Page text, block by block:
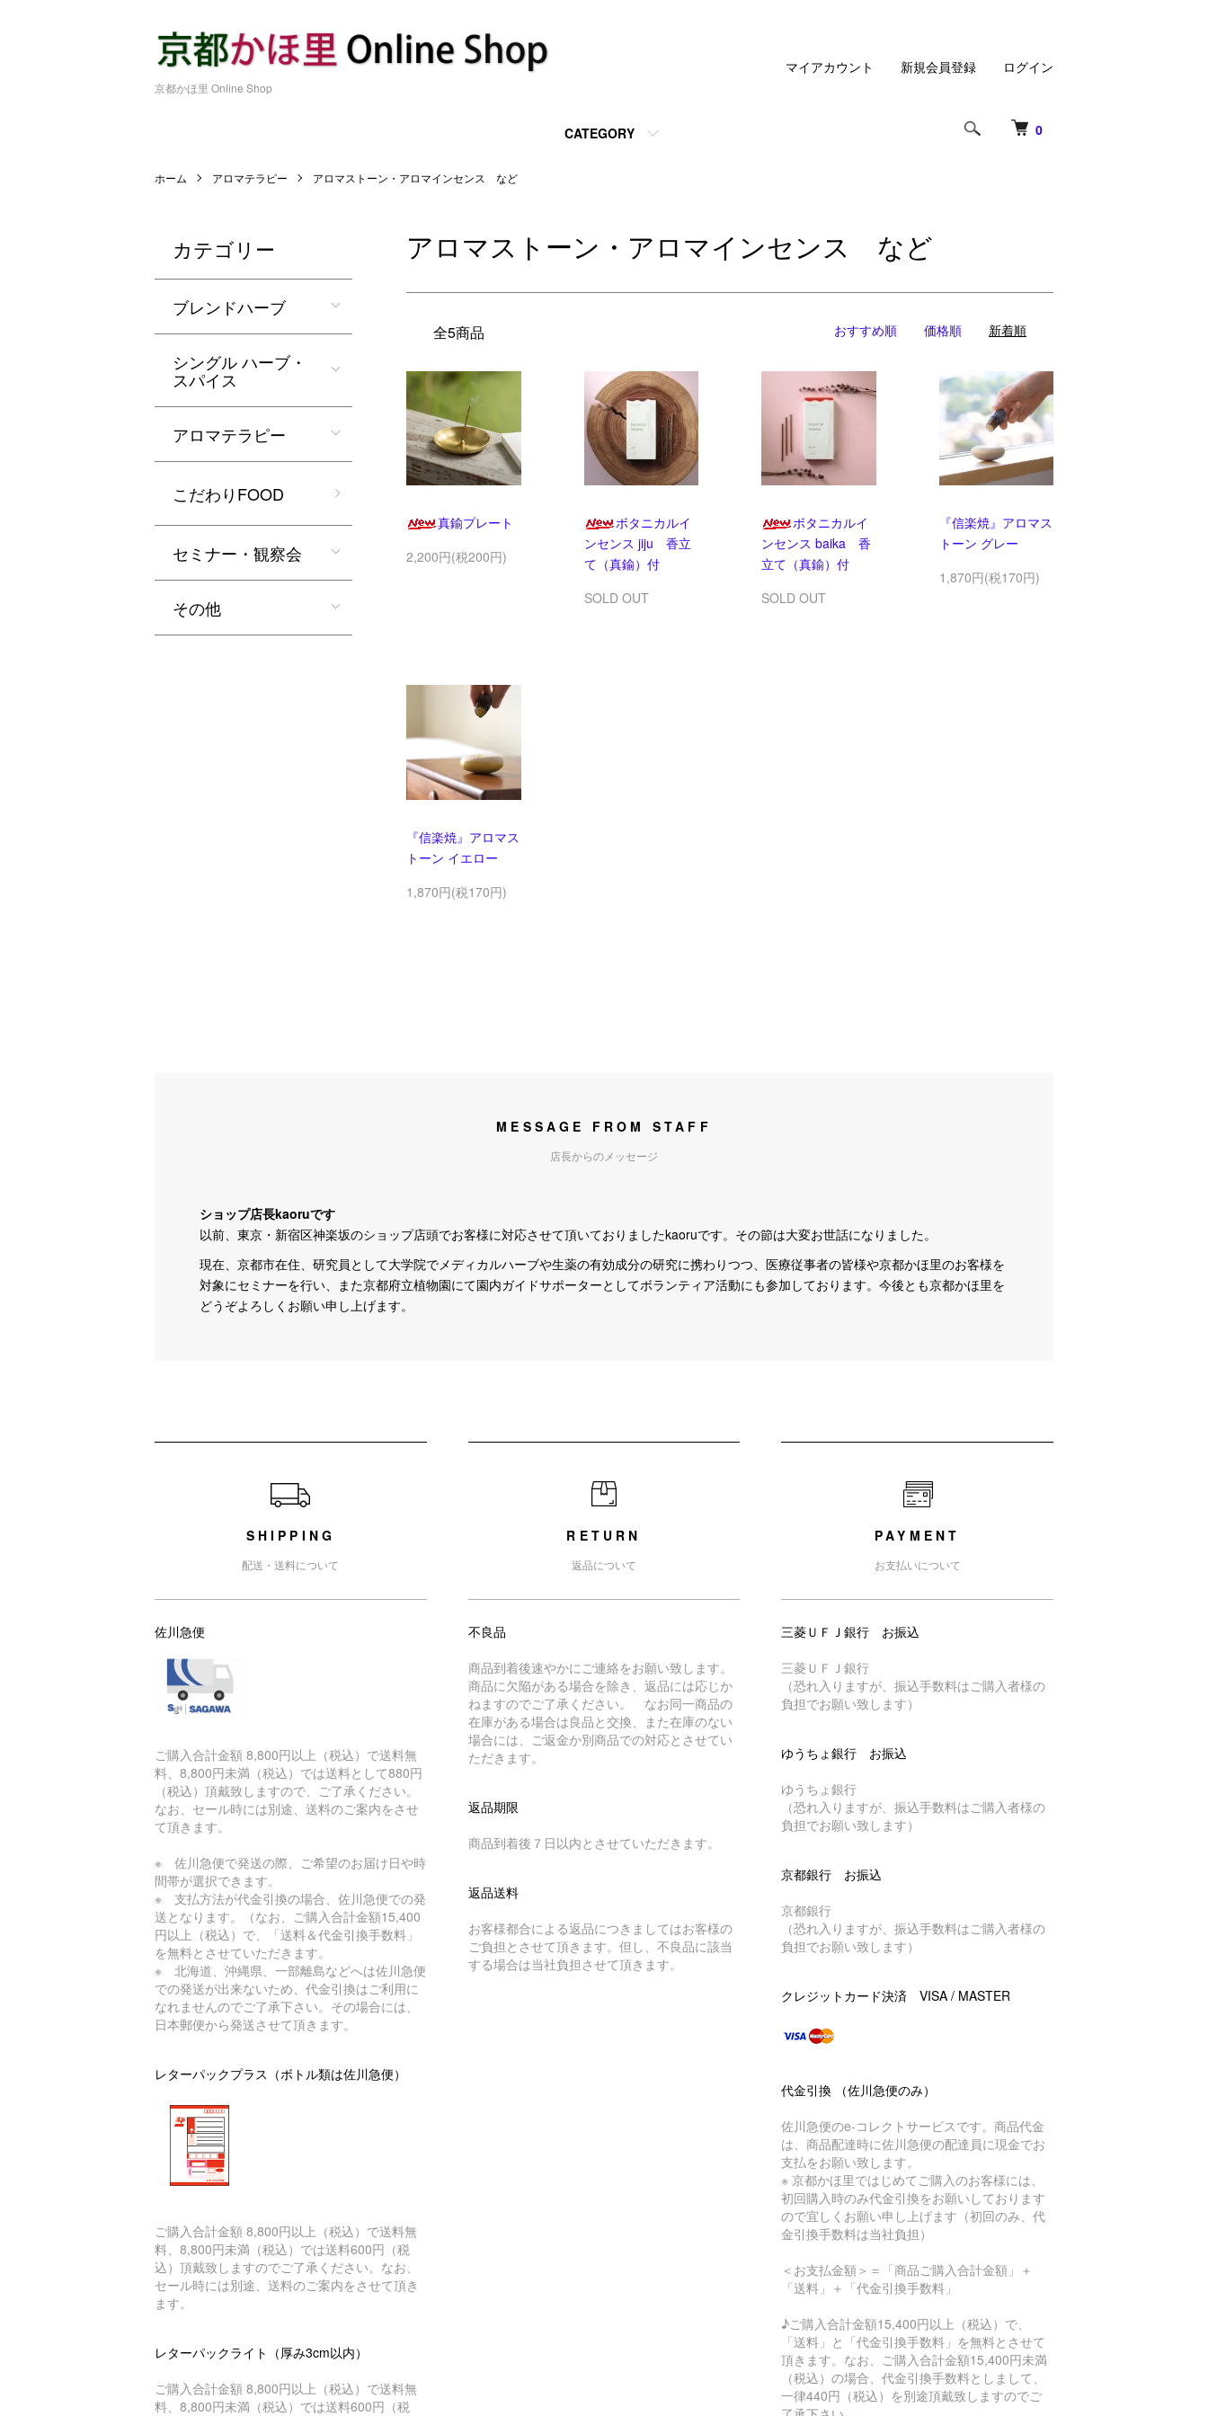
京都かほ里 Online Shop
0
CATEGORY
マイアカウント 新規会員登録 ログイン
ホーム アロマテラピー アロマストーン・アロマインセンス など
アロマストーン・アロマインセンス など
全5商品 おすすめ順 価格順 新着順
真鍮プレート
2,200円(税200円)
ボタニカルイ
ンセンス jiju 香立
て（真鍮）付
SOLD OUT
ボタニカルイ
ンセンス baika 香
立て（真鍮）付
SOLD OUT
『信楽焼』アロマス
トーン グレー
1,870円(税170円)
『信楽焼』アロマス
トーン イエロー
1,870円(税170円)
カテゴリー
ブレンドハーブ
シングル ハーブ・
スパイス
アロマテラピー
こだわりFOOD
セミナー・観察会
その他
MESSAGE FROM STAFF
店長からのメッセージ
ショップ店長kaoruです
以前、東京・新宿区神楽坂のショップ店頭でお客様に対応させて頂いておりましたkaoruです。その節は大変お世話になりました。
現在、京都市在住、研究員として大学院でメディカルハーブや生薬の有効成分の研究に携わりつつ、医療従事者の皆様や京都かほ里のお客様を
対象にセミナーを行い、また京都府立植物園にて園内ガイドサポーターとしてボランティア活動にも参加しております。今後とも京都かほ里を
どうぞよろしくお願い申し上げます。
SHIPPING
配送・送料について
佐川急便
ご購入合計金額 8,800円以上（税込）で送料無
料、8,800円未満（税込）では送料として880円
（税込）頂戴致しますので、ご了承ください。
なお、セール時には別途、送料のご案内をさせ
て頂きます。
※ 佐川急便で発送の際、ご希望のお届け日や時
間帯が選択できます。
※ 支払方法が代金引換の場合、佐川急便での発
送となります。（なお、ご購入合計金額15,400
円以上（税込）で、「送料＆代金引換手数料」
を無料とさせていただきます。
※ 北海道、沖縄県、一部離島などへは佐川急便
での発送が出来ないため、代金引換はご利用に
なれませんのでご了承下さい。その場合には、
日本郵便から発送させて頂きます。
レターパックプラス（ボトル類は佐川急便）
ご購入合計金額 8,800円以上（税込）で送料無
料、8,800円未満（税込）では送料600円（税
込）頂戴致しますのでご了承ください。なお、
セール時には別途、送料のご案内をさせて頂き
ます。
レターパックライト（厚み3cm以内）
ご購入合計金額 8,800円以上（税込）で送料無
料、8,800円未満（税込）では送料600円（税
RETURN
返品について
不良品
商品到着後速やかにご連絡をお願い致します。
商品に欠陥がある場合を除き、返品には応じか
ねますのでご了承ください。 なお同一商品の
在庫がある場合は良品と交換、また在庫のない
場合には、ご返金か別商品での対応とさせてい
ただきます。
返品期限
商品到着後７日以内とさせていただきます。
返品送料
お客様都合による返品につきましてはお客様の
ご負担とさせて頂きます。但し、不良品に該当
する場合は当社負担させて頂きます。
PAYMENT
お支払いについて
三菱ＵＦＪ銀行 お振込
三菱ＵＦＪ銀行
（恐れ入りますが、振込手数料はご購入者様の
負担でお願い致します）
ゆうちょ銀行 お振込
ゆうちょ銀行
（恐れ入りますが、振込手数料はご購入者様の
負担でお願い致します）
京都銀行 お振込
京都銀行
（恐れ入りますが、振込手数料はご購入者様の
負担でお願い致します）
クレジットカード決済 VISA / MASTER
代金引換 （佐川急便のみ）
佐川急便のe-コレクトサービスです。商品代金
は、商品配達時に佐川急便の配達員に現金でお
支払をお願い致します。
※ 京都かほ里ではじめてご購入のお客様には、
初回購入時のみ代金引換をお願いしております
ので宜しくお願い申し上げます（初回のみ、代
金引換手数料は当社負担）
＜お支払金額＞＝「商品ご購入合計金額」＋
「送料」＋「代金引換手数料」
♪ご購入合計金額15,400円以上（税込）で、
「送料」と「代金引換手数料」を無料とさせて
頂きます。なお、ご購入合計金額15,400円未満
（税込）の場合、代金引換手数料としまして、
一律440円（税込）を別途頂戴致しますのでご